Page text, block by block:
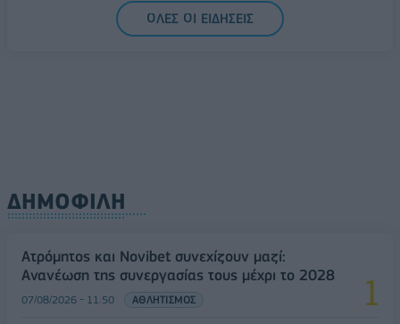
ΟΛΕΣ ΟΙ ΕΙΔΗΣΕΙΣ
ΔΗΜΟΦΙΛΗ
Ατρόμητος και Novibet συνεχίζουν μαζί:
Ανανέωση της συνεργασίας τους μέχρι το 2028
07/08/2026 - 11:50 ΑΘΛΗΤΙΣΜΟΣ